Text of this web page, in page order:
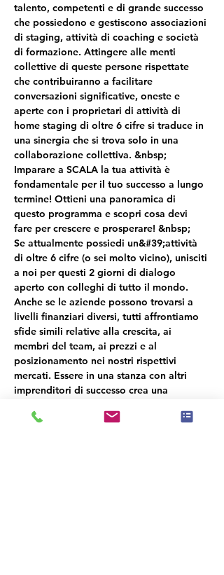
talento, competenti e di grande successo
che possiedono e gestiscono associazioni
di staging, attività di coaching e società
di formazione. Attingere alle menti
collettive di queste persone rispettate
che contribuiranno a facilitare
conversazioni significative, oneste e
aperte con i proprietari di attività di
home staging di oltre 6 cifre si traduce in
una sinergia che si trova solo in una
collaborazione collettiva. &nbsp;
Imparare a SCALA la tua attività è
fondamentale per il tuo successo a lungo
termine! Ottieni una panoramica di
questo programma e scopri cosa devi
fare per crescere e prosperare! &nbsp;
Se attualmente possiedi un&#39;attività
di oltre 6 cifre (o sei molto vicino), unisciti
a noi per questi 2 giorni di dialogo
aperto con colleghi di tutto il mondo.
Anche se le aziende possono trovarsi a
livelli finanziari diversi, tutti affrontiamo
sfide simili relative alla crescita, ai
membri del team, ai prezzi e al
posizionamento nei nostri rispettivi
mercati. Essere in una stanza con altri
imprenditori di successo crea una
entrare in profondità e in modo reale in